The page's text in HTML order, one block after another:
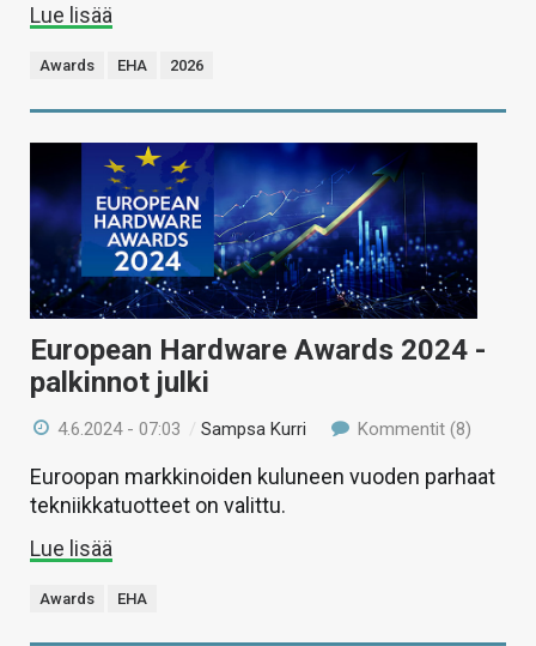
Lue lisää
Awards EHA 2026
European Hardware Awards 2024 -
palkinnot julki
4.6.2024 - 07:03 /Sampsa Kurri Kommentit (8)
Euroopan markkinoiden kuluneen vuoden parhaat
tekniikkatuotteet on valittu.
Lue lisää
Awards EHA